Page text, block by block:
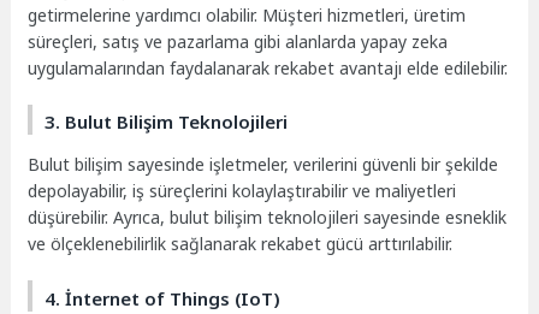
getirmelerine yardımcı olabilir. Müşteri hizmetleri, üretim
süreçleri, satış ve pazarlama gibi alanlarda yapay zeka
uygulamalarından faydalanarak rekabet avantajı elde edilebilir.
3. Bulut Bilişim Teknolojileri
Bulut bilişim sayesinde işletmeler, verilerini güvenli bir şekilde
depolayabilir, iş süreçlerini kolaylaştırabilir ve maliyetleri
düşürebilir. Ayrıca, bulut bilişim teknolojileri sayesinde esneklik
ve ölçeklenebilirlik sağlanarak rekabet gücü arttırılabilir.
4. İnternet of Things (IoT)